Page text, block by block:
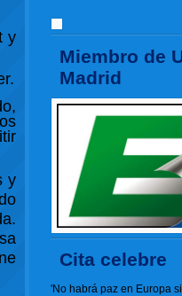
Miembro de
Madrid
Cita celebre
'No habrá paz en Europa
y
y